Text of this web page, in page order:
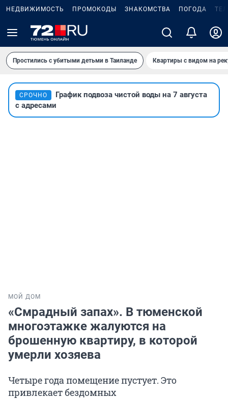
НЕДВИЖИМОСТЬ ПРОМОКОДЫ ЗНАКОМСТВА ПОГОДА
Простились с убитыми детьми в Таиланде Квартиры с видом на
СРОЧНО
График подвоза чистой воды на 7 августа
с адресами
МОЙ ДОМ
«Смрадный запах». В тюменской
многоэтажке жалуются на
брошенную квартиру, в которой
умерли хозяева
Четыре года помещение пустует. Это
привлекает бездомных